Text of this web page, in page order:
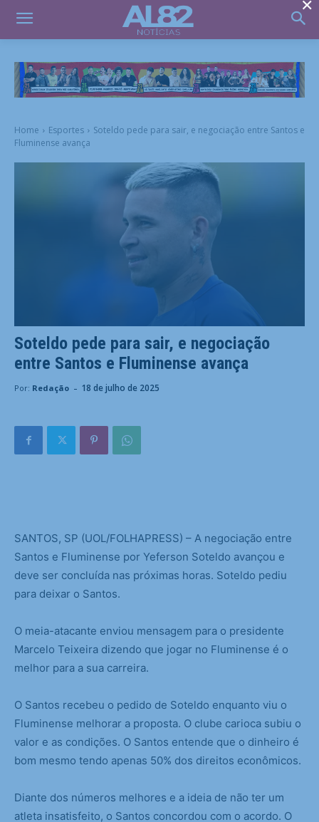
Home Esportes
Soteldo pede para sair, e negociação entre Santos e
Fluminense avança
Soteldo pede para sair, e negociação
entre Santos e Fluminense avança
Por: Redação - 18 de julho de 2025
SANTOS, SP (UOL/FOLHAPRESS) – A negociação entre
Santos e Fluminense por Yeferson Soteldo avançou e
deve ser concluída nas próximas horas. Soteldo pediu
para deixar o Santos.
O meia-atacante enviou mensagem para o presidente
Marcelo Teixeira dizendo que jogar no Fluminense é o
melhor para a sua carreira.
O Santos recebeu o pedido de Soteldo enquanto viu o
Fluminense melhorar a proposta. O clube carioca subiu o
valor e as condições. O Santos entende que o dinheiro é
bom mesmo tendo apenas 50% dos direitos econômicos.
Diante dos números melhores e a ideia de não ter um
atleta insatisfeito, o Santos concordou com o acordo. O